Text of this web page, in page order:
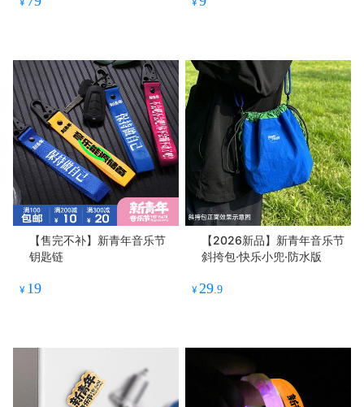
【售完不补】新青年音乐节
钥匙链
¥ 19
【2026新品】新青年音乐节
斜挎包·快乐小兜·防水版
¥ 29 .9